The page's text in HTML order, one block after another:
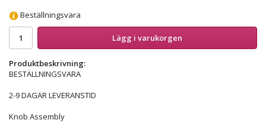
Beställningsvara
Lägg i varukorgen
Produktbeskrivning:
BESTÄLLNINGSVARA
2-9 DAGAR LEVERANSTID
Knob Assembly